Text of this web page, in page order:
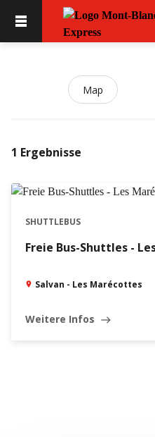
Map
1 Ergebnisse
SHUTTLEBUS
Freie Bus-Shuttles -
Salvan - Les Marécottes
Weitere Infos east